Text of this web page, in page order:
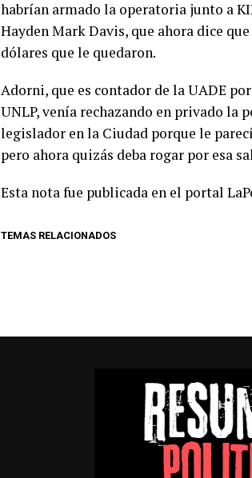
habrían armado la operatoria junto a
Hayden Mark Davis, que ahora dice
dólares que le quedaron.
Adorni, que es contador de la UADE
UNLP,venía rechazando en privado la
legislador en la Ciudad porque le
pero ahora quizás deba rogar por esa
Esta nota fue publicada en el portal
TEMAS RELACIONADOS